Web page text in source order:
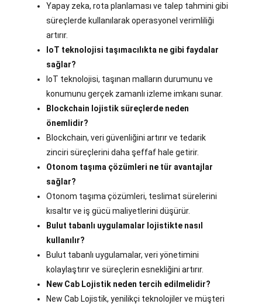
Yapay zeka, rota planlaması ve talep tahmini gibi
süreçlerde kullanılarak operasyonel verimliliği
artırır.
IoT teknolojisi taşımacılıkta ne gibi faydalar
sağlar?
IoT teknolojisi, taşınan malların durumunu ve
konumunu gerçek zamanlı izleme imkanı sunar.
Blockchain lojistik süreçlerde neden
önemlidir?
Blockchain, veri güvenliğini artırır ve tedarik
zinciri süreçlerini daha şeffaf hale getirir.
Otonom taşıma çözümleri ne tür avantajlar
sağlar?
Otonom taşıma çözümleri, teslimat sürelerini
kısaltır ve iş gücü maliyetlerini düşürür.
Bulut tabanlı uygulamalar lojistikte nasıl
kullanılır?
Bulut tabanlı uygulamalar, veri yönetimini
kolaylaştırır ve süreçlerin esnekliğini artırır.
New Cab Lojistik neden tercih edilmelidir?
New Cab Lojistik, yenilikçi teknolojiler ve müşteri